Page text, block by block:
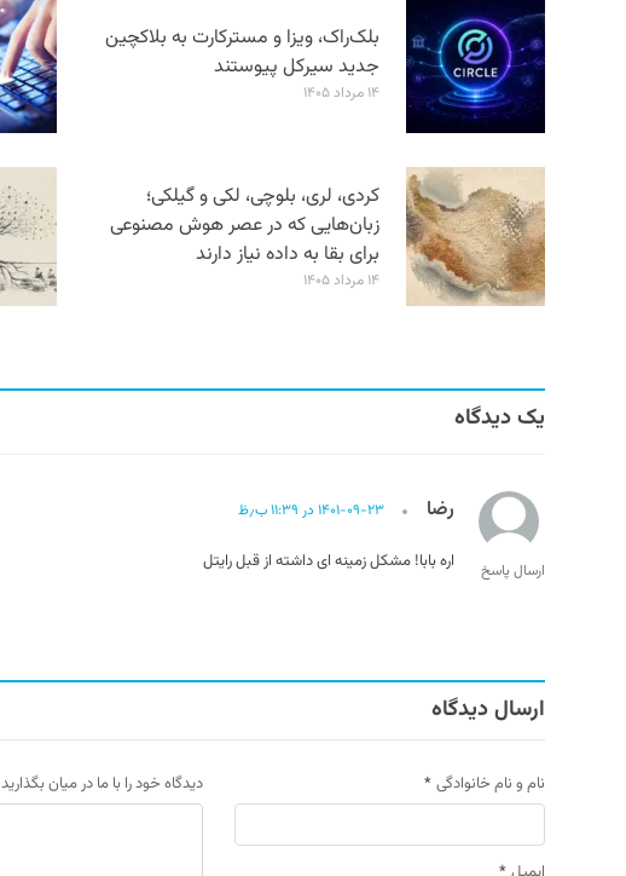
بلک‌راک، ویزا و مسترکارت به بلاکچین
جدید سیرکل پیوستند
۱۴ مرداد ۱۴۰۵
کردی، لری، بلوچی، لکی و گیلکی؛
زبان‌هایی که در عصر هوش مصنوعی
برای بقا به داده نیاز دارند
۱۴ مرداد ۱۴۰۵
یک دیدگاه
رضا ۱۴۰۱-۰۹-۲۳ در ۱۱:۳۹ ب٫ظ
اره بابا! مشکل زمینه ای داشته از قبل رایتل ارسال پاسخ
ارسال دیدگاه
نام و نام خانوادگی * دیدگاه خود را با ما در میان بگذارید